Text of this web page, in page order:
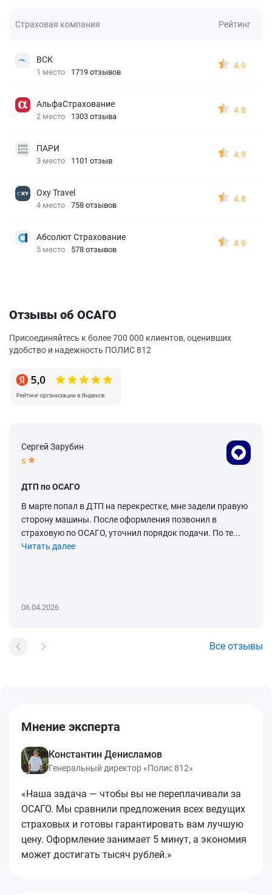
Страховая компания Рейтинг
ВСК
1 место 1719 отзывов
4.9
АльфаСтрахование
2 место 1303 отзыва
4.8
ПАРИ
3 место 1101 отзыв
4.9
Oxy Travel
4 место 758 отзывов
4.8
Абсолют Страхование
5 место 578 отзывов
4.9
Отзывы об ОСАГО
Присоединяйтесь к более 700 000 клиентов, оценивших
удобство и надежность ПОЛИС 812
Сергей Зарубин
5
ДТП по ОСАГО
В марте попал в ДТП на перекрестке, мне задели правую
сторону машины. После оформления позвонил в
страховую по ОСАГО, уточнил порядок подачи. По те...
Читать далее
06.04.2026
Все отзывы
Мнение эксперта
Константин Денисламов
Генеральный директор «Полис 812»
«Наша задача — чтобы вы не переплачивали за
ОСАГО. Мы сравнили предложения всех ведущих
страховых и готовы гарантировать вам лучшую
цену. Оформление занимает 5 минут, а экономия
может достигать тысяч рублей.»